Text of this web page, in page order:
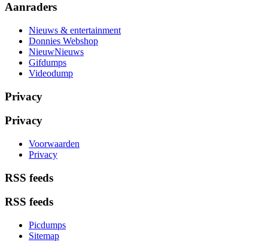
Aanraders
Nieuws & entertainment
Donnies Webshop
NieuwNieuws
Gifdumps
Videodump
Privacy
Privacy
Voorwaarden
Privacy
RSS feeds
RSS feeds
Picdumps
Sitemap